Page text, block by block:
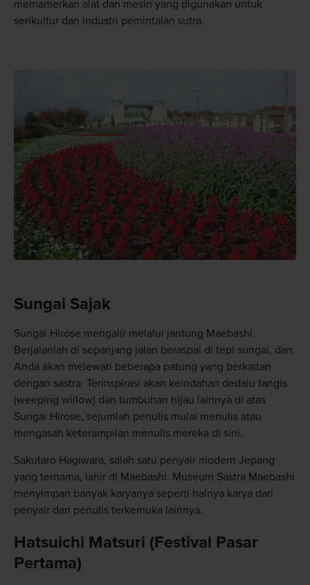
memamerkan alat dan mesin yang digunakan untuk
serikultur dan industri pemintalan sutra.
Sungai Sajak
Sungai Hirose mengalir melalui jantung Maebashi.
Berjalanlah di sepanjang jalan beraspal di tepi sungai, dan
Anda akan melewati beberapa patung yang berkaitan
dengan sastra. Terinspirasi akan keindahan dedalu tangis
(weeping willow) dan tumbuhan hijau lainnya di atas
Sungai Hirose, sejumlah penulis mulai menulis atau
mengasah keterampilan menulis mereka di sini.
Sakutaro Hagiwara, salah satu penyair modern Jepang
yang ternama, lahir di Maebashi. Museum Sastra Maebashi
menyimpan banyak karyanya seperti halnya karya dari
penyair dan penulis terkemuka lainnya.
Hatsuichi Matsuri (Festival Pasar
Pertama)